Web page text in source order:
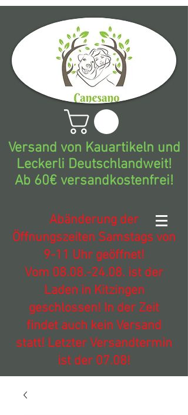
Versand von Kauartikeln und
Leckerli Deutschlandweit!
Ab 60€ versandkostenfrei!
Abänderung der
Öffnungszeiten Samstags von
9-11 Uhr geöffnet!
Vom 08.08.-24.08. ist der
Laden in Kitzingen
geschlossen! In der Zeit
findet auch kein Versand
statt! Letzter Versandtermin
ist der 07.08!